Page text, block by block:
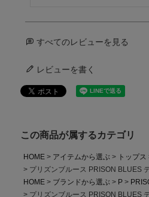
すべてのレビューを見る
レビューを書く
この商品が属するカテゴリ
HOME アイテムから選ぶ トップス
プリズンブルース PRISON BLUES
HOME
ブランドから選ぶ P
プリズンブルース PRISON BLUES